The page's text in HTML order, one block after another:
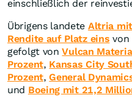
einschließlich der
Übrigens landete Altria
Rendite auf Platz eins von
gefolgt vonVulcan
Prozent, Kansas City
Prozent,General
und Boeing mit 21,2